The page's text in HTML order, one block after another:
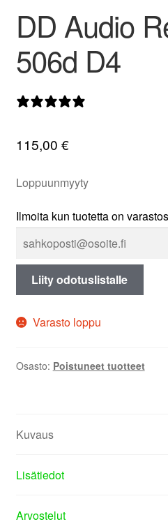
DD Audio
506d D4
115,00 €
Loppuunmyyty
Ilmoita kun tuotetta on
Liity odotuslistalle
Varasto loppu
Osasto: Poistuneet tuotteet
Kuvaus
Lisätiedot
Arvostelut